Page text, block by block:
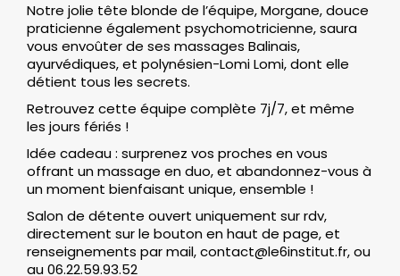
Notre jolie tête blonde de l’équipe, Morgane, douce
praticienne également psychomotricienne, saura
vous envoûter de ses massages Balinais,
ayurvédiques, et polynésien-Lomi Lomi, dont elle
détient tous les secrets.
Retrouvez cette équipe complète 7j/7, et même
les jours fériés !
Idée cadeau : surprenez vos proches en vous
offrant un massage en duo, et abandonnez-vous à
un moment bienfaisant unique, ensemble !
Salon de détente ouvert uniquement sur rdv,
directement sur le bouton en haut de page, et
renseignements par mail,contact@le6institut.fr, ou
au 06.22.59.93.52